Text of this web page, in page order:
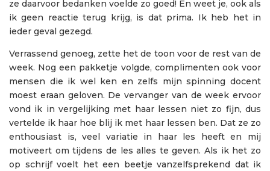
ze daarvoor bedanken voelde zo goed! En weet je, ook als
ik geen reactie terug krijg, is dat prima. Ik heb het in
ieder geval gezegd.
Verrassend genoeg, zette het de toon voor de rest van de
week. Nog een pakketje volgde, complimenten ook voor
mensen die ik wel ken en zelfs mijn spinning docent
moest eraan geloven. De vervanger van de week ervoor
vond ik in vergelijking met haar lessen niet zo fijn, dus
vertelde ik haar hoe blij ik met haar lessen ben. Dat ze zo
enthousiast is, veel variatie in haar les heeft en mij
motiveert om tijdens de les alles te geven. Als ik het zo
op schrijf voelt het een beetje vanzelfsprekend dat ik